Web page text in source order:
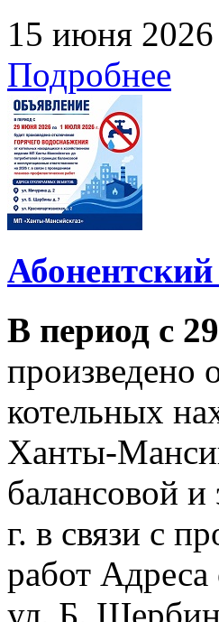
15 июня 2026
Подробнее
В период с
произведено
котельных
Ханты-
балансовой и
г. в связи с
работ
ул. Б.